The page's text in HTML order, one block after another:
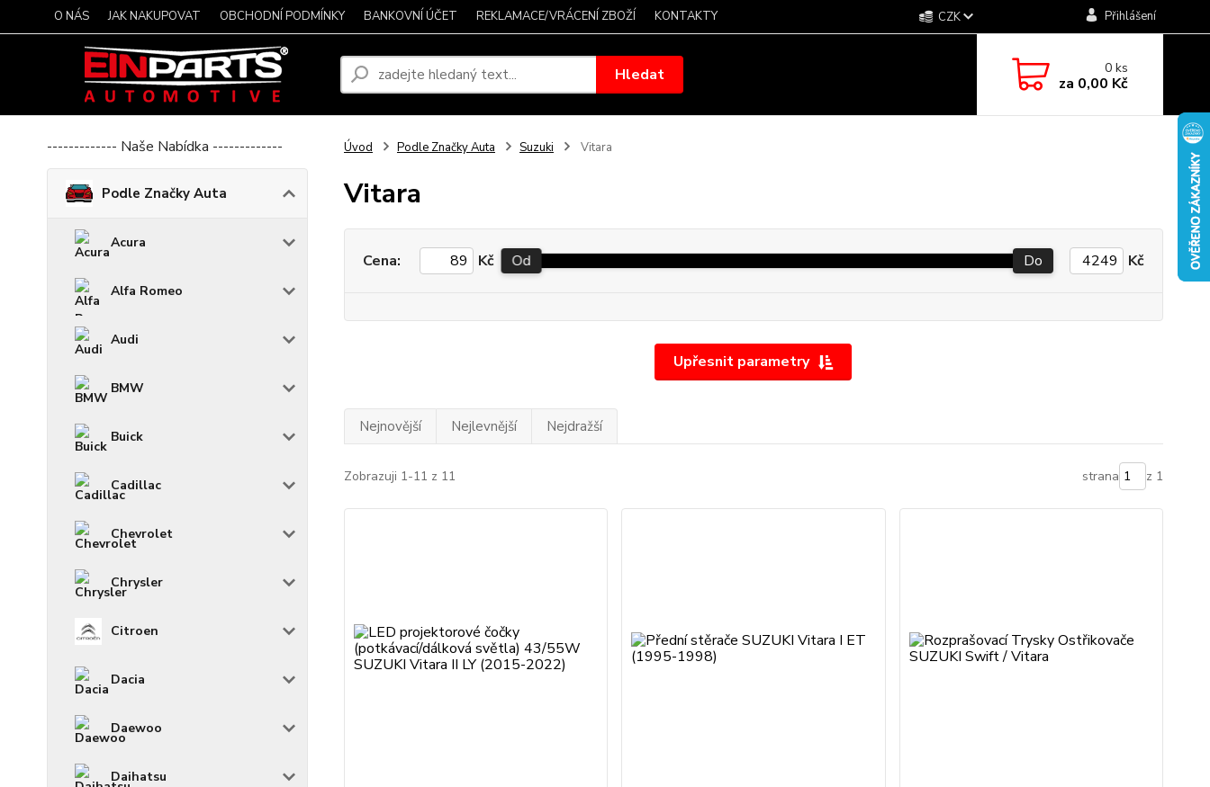
O NÁS JAK NAKUPOVAT OBCHODNÍ PODMÍNKY BANKOVNÍ ÚČET REKLAMACE/VRÁCENÍ ZBOŽÍ KONTAKTY CZK Přihlášení
Hledat 0ks
za 0,00 Kč
------------- Naše Nabídka -------------
Podle Značky Auta
Acura
Alfa Romeo
Audi
BMW
Buick
Cadillac
Chevrolet
Chrysler
Citroen
Dacia
Daewoo
Daihatsu
Úvod Podle Značky Auta Suzuki Vitara
Vitara
Upřesnit parametry
Cena: Kč Od Do Kč
Nejnovější Nejlevnější Nejdražší
Zobrazuji 1-11 z 11 strana z 1